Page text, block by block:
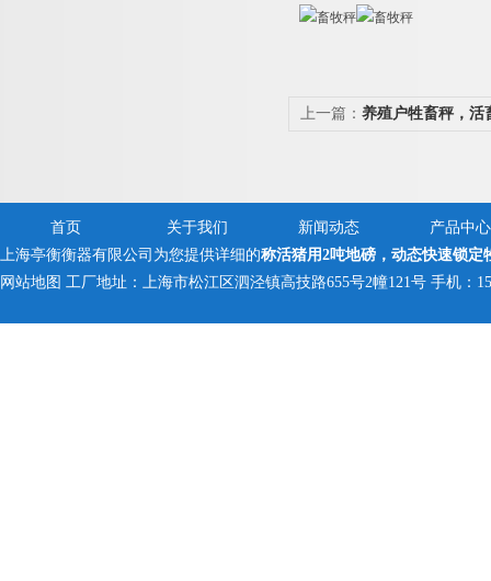
上一篇： 养殖户牲畜秤，活
首页 关于我们 新闻动态
产品中心
上海亭衡衡器有限公司为您提供详细的称活猪用2吨地磅，动态快速锁定
网站地图 工厂地址：上海市松江区泗泾镇高技路655号2幢121号 手机：